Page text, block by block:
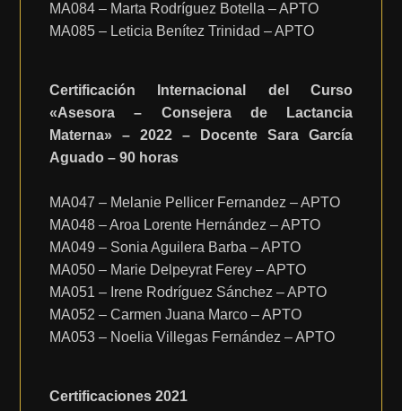
MA084 – Marta Rodríguez Botella – APTO
MA085 – Leticia Benítez Trinidad – APTO
Certificación Internacional del Curso
«Asesora – Consejera de Lactancia
Materna» – 2022 – Docente Sara García
Aguado – 90 horas
MA047 – Melanie Pellicer Fernandez – APTO
MA048 – Aroa Lorente Hernández – APTO
MA049 – Sonia Aguilera Barba – APTO
MA050 – Marie Delpeyrat Ferey – APTO
MA051 – Irene Rodríguez Sánchez – APTO
MA052 – Carmen Juana Marco – APTO
MA053 – Noelia Villegas Fernández – APTO
Certificaciones 2021